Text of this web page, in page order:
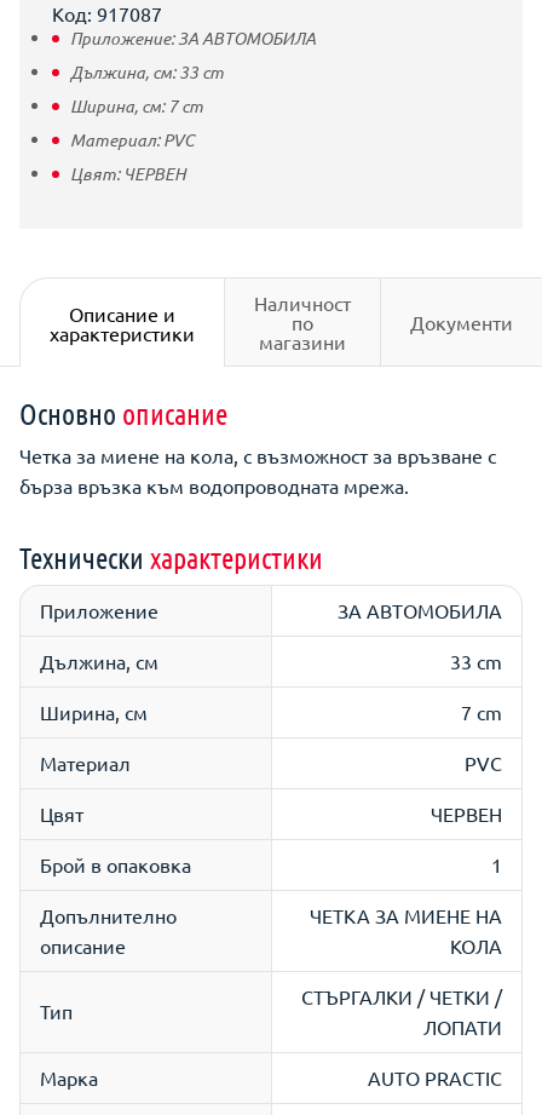
Код: 917087
Приложение:ЗА АВТОМОБИЛА
Дължина, см:33 cm
Ширина, см: 7cm
Материал:PVC
Цвят: ЧЕРВЕН
Описание и
характеристики
Наличност
по
магазини
Документи
Основно описание
Четка за миене на кола, с възможност за връзване с
бърза връзка към водопроводната мрежа.
Технически характеристики
Приложение ЗА АВТОМОБИЛА
Дължина, см 33 cm
Ширина, см 7 cm
Материал PVC
Цвят ЧЕРВЕН
Брой в опаковка 1
Допълнително
описание
ЧЕТКА ЗА МИЕНЕ НА
КОЛА
Тип
СТЪРГАЛКИ / ЧЕТКИ /
ЛОПАТИ
Марка AUTO PRACTIC